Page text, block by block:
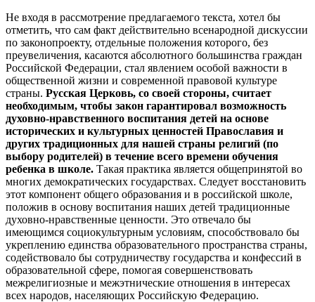
Не входя в рассмотрение предлагаемого текста, хотел бы
отметить, что сам факт действительно всенародной дискуссии
по законопроекту, отдельные положения которого, без
преувеличения, касаются абсолютного большинства граждан
Российской Федерации, стал явлением особой важности в
общественной жизни и современной правовой культуре
страны. Русская Церковь, со своей стороны, считает
необходимым, чтобы закон гарантировал возможность
духовно-нравственного воспитания детей на основе
исторических и культурных ценностей Православия и
других традиционных для нашей страны религий (по
выбору родителей) в течение всего времени обучения
ребенка в школе. Такая практика является общепринятой во
многих демократических государствах. Следует восстановить
этот компонент общего образования и в российской школе,
положив в основу воспитания наших детей традиционные
духовно-нравственные ценности. Это отвечало бы
имеющимся социокультурным условиям, способствовало бы
укреплению единства образовательного пространства страны,
содействовало бы сотрудничеству государства и конфессий в
образовательной сфере, помогая совершенствовать
межрелигиозные и межэтнические отношения в интересах
всех народов, населяющих Российскую Федерацию.